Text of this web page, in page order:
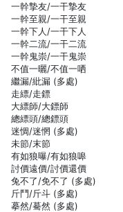
一幹摯友/一干摯友
一幹至親/一干至親
一幹下人/一干下人
一幹二流/一干二流
一幹鬼崇/一干鬼崇
不值一曬/不值一哂
繼漏/紕漏 (多處)
走縹/走鏢
大縹師/大鏢師
總縹頭/總鏢頭
迷惆/迷惘 (多處)
未節/末節
有如狼曝/有如狼嗥
討價遠價/討價還價
兔不了/免不了 (多處)
斤鬥/斤斗 (多處)
摹然/驀然 (多處)